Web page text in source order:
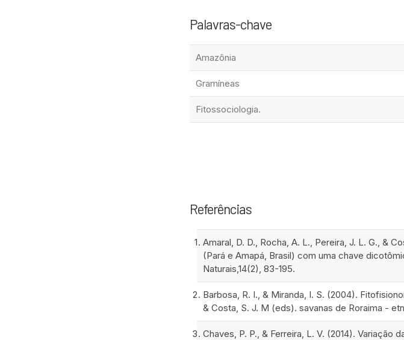
Palavras-chave
Amazônia
Gramíneas
Fitossociologia.
Referências
Amaral, D. D., Rocha, A. L., Pereira, J. L. G., &
(Pará e Amapá, Brasil) com uma chave
Naturais,14(2), 83-195.
Barbosa, R. I., & Miranda, I. S. (2004).
& Costa, S. J. M (eds). savanas de Roraima -
Chaves, P. P., & Ferreira, L. V. (2014).